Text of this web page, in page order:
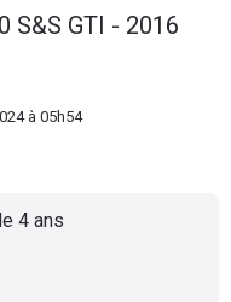
S&S GTI - 2016
à 05h54
4 ans